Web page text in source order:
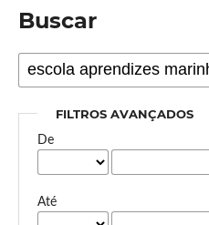
Buscar
FILTROS AVANÇADOS
De
Até